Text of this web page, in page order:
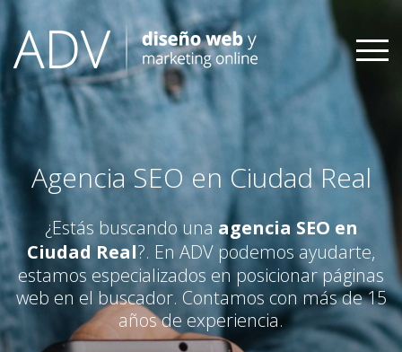
Skip
to
content
Agencia SEO en Ciudad Real
¿Estás buscando una agencia SEO en
Ciudad Real?. En ADV podemos ayudarte,
estamos especializados en posicionar páginas
web en el buscador. Contamos con más de 15
años de experiencia.